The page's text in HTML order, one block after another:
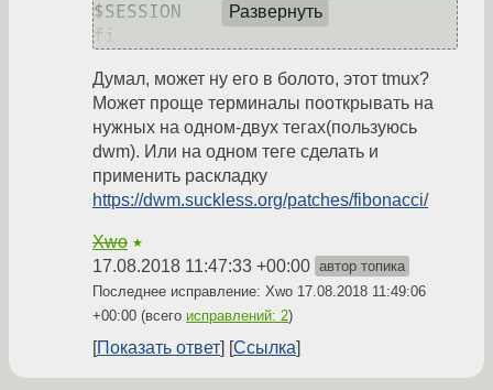
$SESSION
Развернуть
Думал, может ну его в болото, этот tmux?
Может проще терминалы пооткрывать на
нужных на одном-двух тегах(пользуюсь
dwm). Или на одном теге сделать и
применить раскладку
https://dwm.suckless.org/patches/fibonacci/
Xwo ★
17.08.2018 11:47:33 +00:00 автор топика
Последнее исправление: Xwo 17.08.2018 11:49:06
+00:00 (всего исправлений: 2)
Показать ответ Ссылка